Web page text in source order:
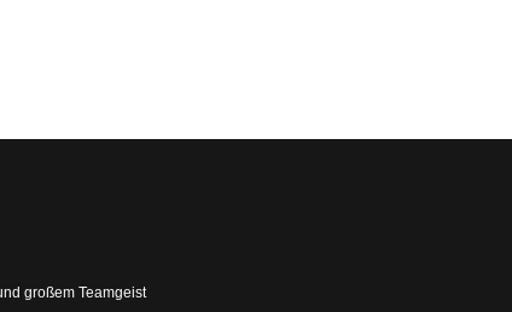
großem Teamgeist